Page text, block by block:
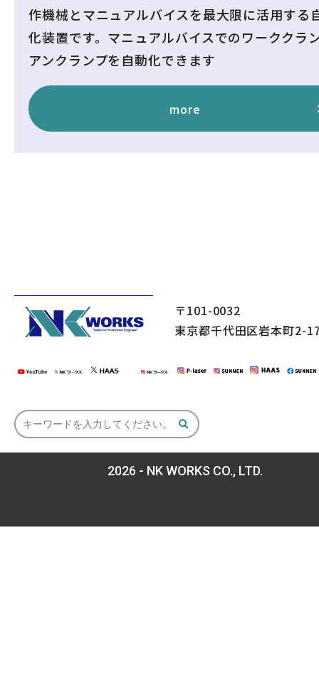
作機械とマニュアルバイスを最大限に活用する
化装置です。マニュアルバイスでのワーククラ
アンクランプを自動化できます
more
〒101-0032
東京都千代田区岩本町2-
2026 - NK WORKS CO., LTD.